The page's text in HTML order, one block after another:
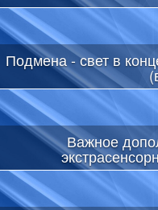
Подмена - свет в
Важное